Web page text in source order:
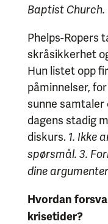
Baptist Church.
Phelps-Ropers
skråsikkerhet
Hun listet opp
påminnelser,
sunne
dagens stadig
diskurs. 1. Ikke
spørsmål. 3.
dine
Hvordan
krisetider?